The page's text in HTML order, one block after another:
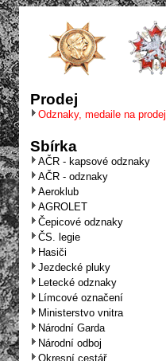
Prodej
Odznaky, medaile na prodej
Sbírka
AČR - kapsové odznaky
AČR - odznaky
Aeroklub
AGROLET
Čepicové odznaky
ČS. legie
Hasiči
Jezdecké pluky
Letecké odznaky
Límcové označení
Ministerstvo vnitra
Národní Garda
Národní odboj
Okresní cestář